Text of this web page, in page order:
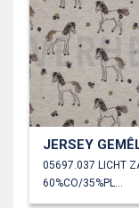
05697.037 LICHT
60%CO/35%PL/5%EA